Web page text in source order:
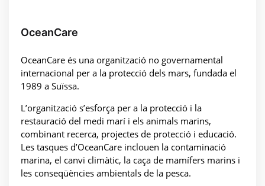
OceanCare
OceanCare és una organització no governamental
internacional per a la protecció dels mars, fundada el
1989 a Suïssa.
L’organització s’esforça per a la protecció i la
restauració del medi marí i els animals marins,
combinant recerca, projectes de protecció i educació.
Les tasques d’OceanCare inclouen la contaminació
marina, el canvi climàtic, la caça de mamífers marins i
les conseqüències ambientals de la pesca.